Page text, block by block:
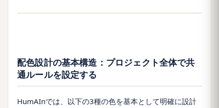
配色設計の基本構造：プロジェクト全体で共
通ルールを設定する
HumAInでは、以下の3種の色を基本として明確に設計